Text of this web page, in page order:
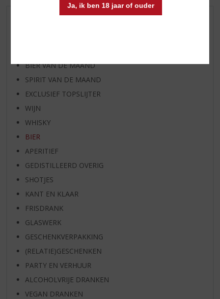
Ja, ik ben 18 jaar of ouder
BIER VAN DE MAAND
SPIRIT VAN DE MAAND
EXCLUSIEF TOPSLIJTER
WIJN
WHISKY
BIER
APERITIEF
GEDISTILLEERD OVERIG
SHOTJES
KANT EN KLAAR
FRISDRANK
GLASWERK
GESCHENKVERPAKKING
(RELATIE)GESCHENKEN
PARTY EN VERHUUR
ALCOHOLVRIJE DRANKEN
VEGAN DRANKEN